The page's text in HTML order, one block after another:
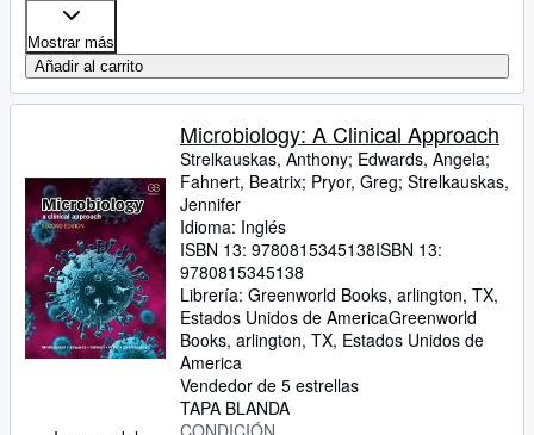
Mostrar más
Añadir al carrito
Microbiology: A Clinical Approach
Strelkauskas, Anthony; Edwards, Angela;
Fahnert, Beatrix; Pryor, Greg; Strelkauskas,
Jennifer
Idioma: Inglés
ISBN 13: 9780815345138ISBN 13:
9780815345138
Librería: Greenworld Books, arlington, TX,
Estados Unidos de AmericaGreenworld
Books, arlington, TX, Estados Unidos de
America
Vendedor de 5 estrellas
TAPA BLANDA
CONDICIÓN